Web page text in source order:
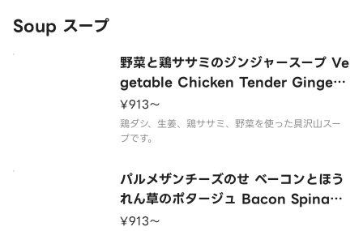
Soup スープ
野菜と鶏ササミのジンジャースープ Ve
getable Chicken Tender Ginger
Soup
¥913〜
鶏ダシ、生姜、鶏ササミ、野菜を使った具沢山スー
プです。
パルメザンチーズのせ ベーコンとほう
れん草のポタージュ Bacon Spinach
Potage with Parmesan Cheese
¥913〜